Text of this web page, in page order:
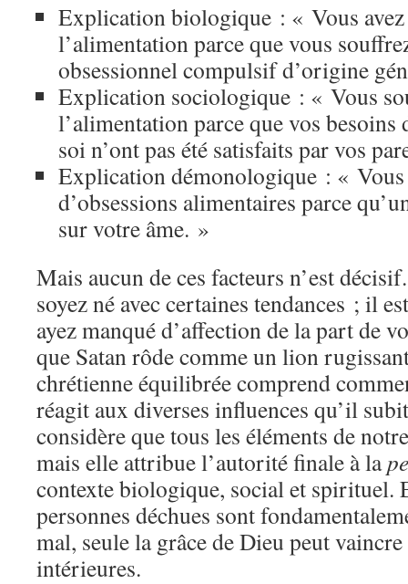
Explication biologique : « Vous
l’alimentation parce que vous
obsessionnel compulsif d’origine
Explication sociologique : « Vous
l’alimentation parce que vos besoins
soi n’ont pas été satisfaits par vos
Explication démonologique : « Vous
d’obsessions alimentaires parce
sur votre âme. »
Mais aucun de ces facteurs n’est
soyez né avec certaines tendances ; il
ayez manqué d’affection de la part de
que Satan rôde comme un lion
chrétienne équilibrée comprend
réagit aux diverses influences qu’il
considère que tous les éléments de
mais elle attribue l’autorité finale à la
contexte biologique, social et spirituel.
personnes déchues sont
mal, seule la grâce de Dieu peut
intérieures.